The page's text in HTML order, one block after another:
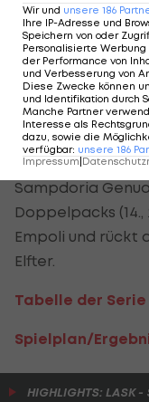
es sich aber
Hellas-Coach
verabschieden.
In der Tabelle
sieben. Hellas
weiter Neunter.
Sampdoria
Doppelpacks
Empoli und rückt
Elfter.
Tabelle der Serie
Spielplan/
HIGHLIGHTS: LASK
Wir und unsere 186
Ihre IP-Adresse und
Speichern von oder
Personalisierte
der Performance von
und Verbesserung von
Diese Zwecke können
und Identifikation durch
Manche Partner
Interesse als
dazu, sowie die
verfügbar: unsere 186
Impressum